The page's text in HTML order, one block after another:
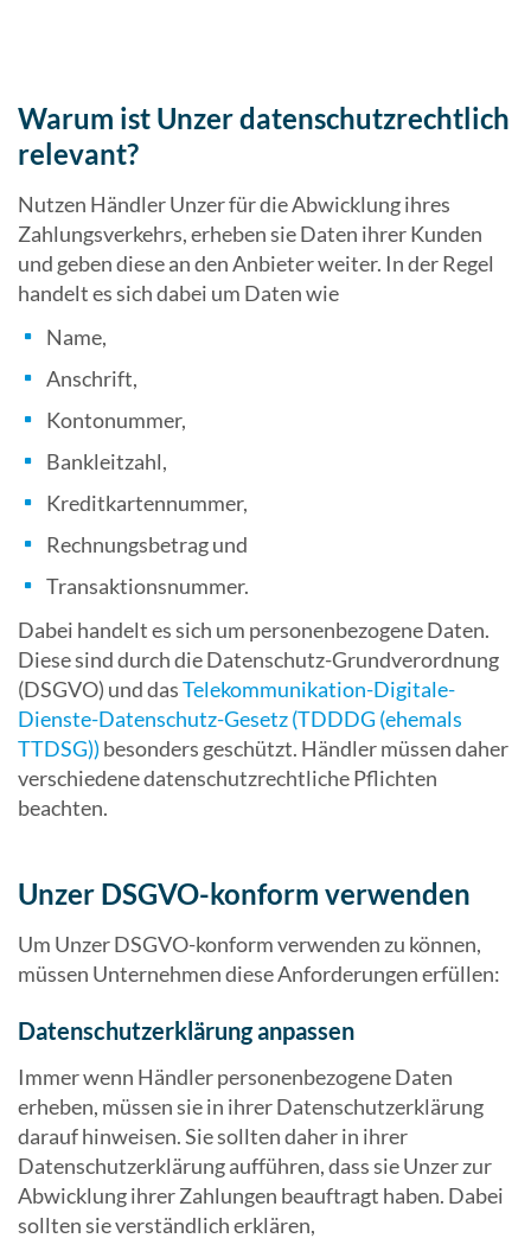
Warum ist Unzer datenschutzrechtlich
relevant?
Nutzen Händler Unzer für die Abwicklung ihres
Zahlungsverkehrs, erheben sie Daten ihrer Kunden
und geben diese an den Anbieter weiter. In der Regel
handelt es sich dabei um Daten wie
Name,
Anschrift,
Kontonummer,
Bankleitzahl,
Kreditkartennummer,
Rechnungsbetrag und
Transaktionsnummer.
Dabei handelt es sich um personenbezogene Daten.
Diese sind durch die Datenschutz-Grundverordnung
(DSGVO) und dasTelekommunikation-Digitale-
Dienste-Datenschutz-Gesetz (TDDDG (ehemals
TTDSG)) besonders geschützt. Händler müssen daher
verschiedene datenschutzrechtliche Pflichten
beachten.
Unzer DSGVO-konform verwenden
Um Unzer DSGVO-konform verwenden zu können,
müssen Unternehmen diese Anforderungen erfüllen:
Datenschutzerklärung anpassen
Immer wenn Händler personenbezogene Daten
erheben, müssen sie in ihrer Datenschutzerklärung
darauf hinweisen. Sie sollten daher in ihrer
Datenschutzerklärung aufführen, dass sie Unzer zur
Abwicklung ihrer Zahlungen beauftragt haben. Dabei
sollten sie verständlich erklären,